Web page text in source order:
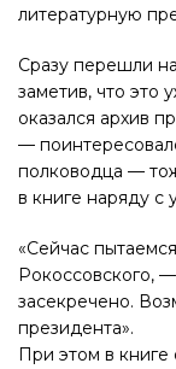
литературную
Сразу перешли
заметив, что это
оказался архив
—
полководца —
в книге наряду с
«Сейчас
Рокоссовского,
засекречено.
президента».
При этом в